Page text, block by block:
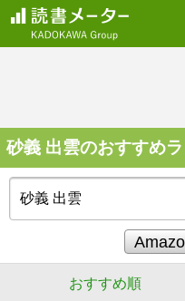
砂義 出雲のおすすめ
おすすめ順